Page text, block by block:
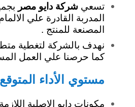
تسعي شركة دايو مصر
المدربة القادرة علي
المصنعة للمنتج .
نهدف بالشركة لتغطية
كما حرصنا علي العمل المستمر بالفروع 7 ايام بالاسبوع استجابة
مستوي الأداء
مكونات دايو الاصلية